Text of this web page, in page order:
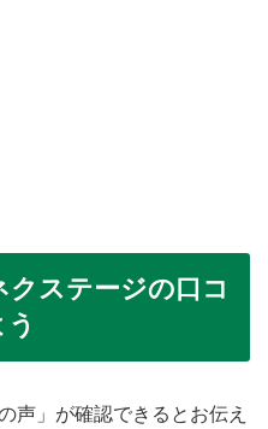
ステージの口コ
声」が確認できるとお伝え